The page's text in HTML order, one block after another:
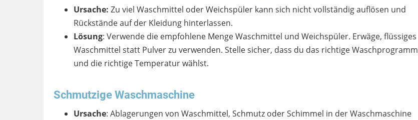
Ursache: Zu viel Waschmittel oder Weichspüler kann sich nicht vollständig auflösen und
Rückstände auf der Kleidung hinterlassen.
Lösung: Verwende die empfohlene Menge Waschmittel und Weichspüler. Erwäge, flüssiges
Waschmittel statt Pulver zu verwenden. Stelle sicher, dass du das richtige Waschprogramm
und die richtige Temperatur wählst.
Schmutzige Waschmaschine
Ursache: Ablagerungen von Waschmittel, Schmutz oder Schimmel in der Waschmaschine